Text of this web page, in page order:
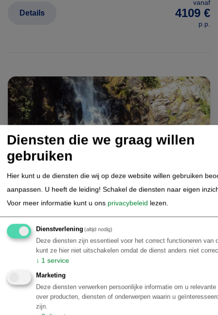
vanaf
4109 €
p.p.
Details
Bouwstenen Brazilië | Centraal Brazilie
8-daagse arrangement; Chapada dos Guimaraes
- Nobres - Pantanal - met transfers
Riviersnorkelen, bewonder het levendige onderwaterleven
snorkelend in de kristalheldere rivieren van Nobres
Bekijk de adembenemende 'Veu de Noiva'-waterval in
Diensten die we graag willen
gebruiken
Hier kunt u de diensten die wij op deze website willen gebruiken
aanpassen. U heeft de leiding! Schakel de diensten naar eigen
Voor meer informatie kunt u ons privacybeleid lezen.
Dienstverlening(altijd nodig)
Deze diensten zijn essentieel voor het correct functioneren van
kunt ze hier niet uitschakelen omdat de dienst anders niet
↓ 1 service
Marketing
Deze diensten verwerken persoonlijke informatie om u
over producten, diensten of onderwerpen waarin u
zijn.